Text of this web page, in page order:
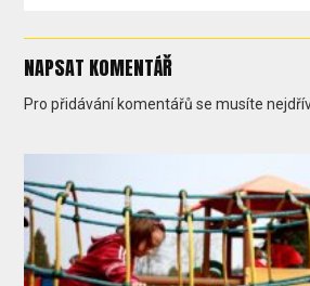
NAPSAT KOMENTÁŘ
Pro přidávání komentářů se musíte